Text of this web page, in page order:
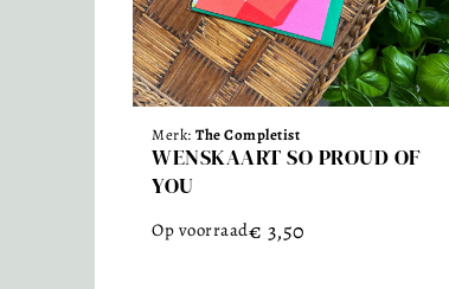
Merk: The Completist
WENSKAART SO PROUD OF
YOU
Op voorraad€ 3,50